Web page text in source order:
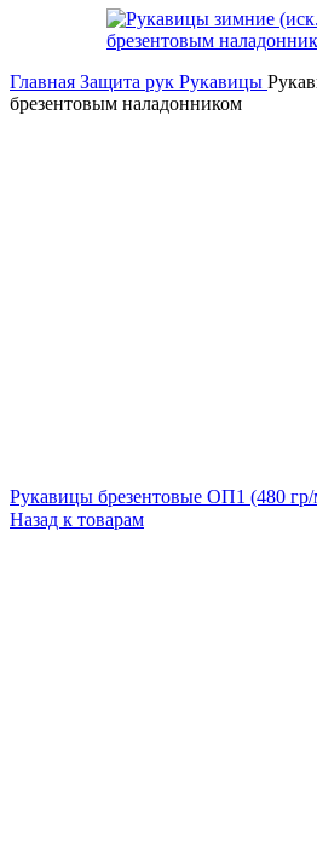
Главная Защита рук Рукавицы
брезентовым наладонником
Рукавицы брезентовые ОП1 (480
Назад к товарам